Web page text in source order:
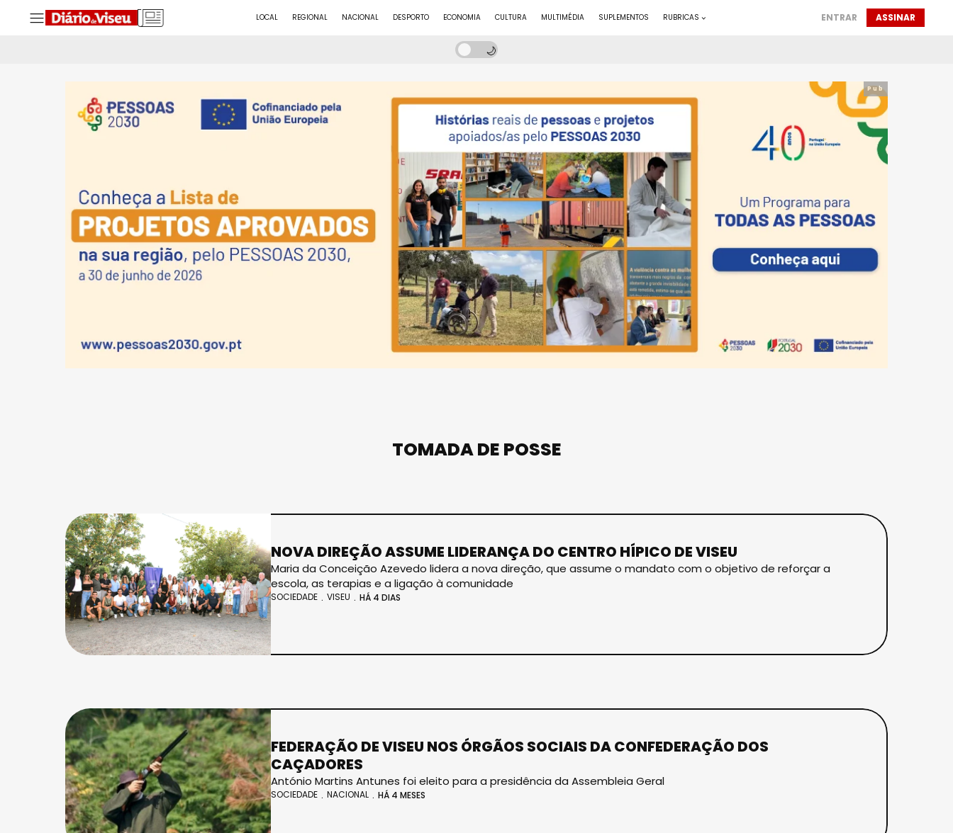
LOCAL REGIONAL NACIONAL DESPORTO ECONOMIA CULTURA MULTIMÉDIA SUPLEMENTOS RUBRICAS ENTRAR ASSINAR
Pub
TOMADA DE POSSE
NOVA DIREÇÃO ASSUME LIDERANÇA DO CENTRO HÍPICO DE VISEU
Maria da Conceição Azevedo lidera a nova direção, que assume o mandato com o objetivo de reforçar a
escola, as terapias e a ligação à comunidade
SOCIEDADE VISEU HÁ 4 DIAS
FEDERAÇÃO DE VISEU NOS ÓRGÃOS SOCIAIS DA CONFEDERAÇÃO DOS
CAÇADORES
António Martins Antunes foi eleito para a presidência da Assembleia Geral
SOCIEDADE NACIONAL HÁ 4 MESES